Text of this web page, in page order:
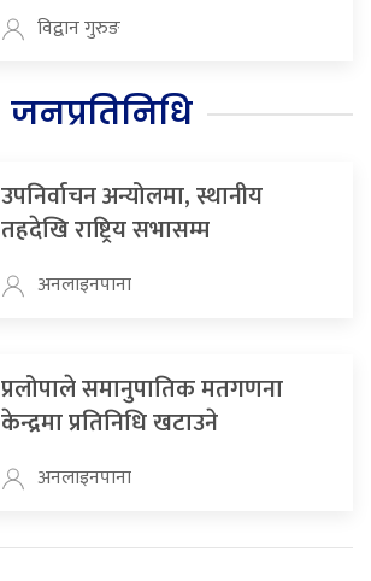
विद्वान गुरुङ
जनप्रतिनिधि
उपनिर्वाचन अन्योलमा, स्थानीय
तहदेखि राष्ट्रिय सभासम्म
अनलाइनपाना
प्रलोपाले समानुपातिक मतगणना
केन्द्रमा प्रतिनिधि खटाउने
अनलाइनपाना